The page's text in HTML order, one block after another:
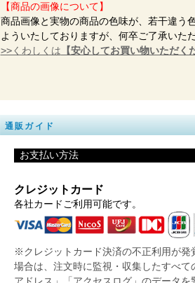
【商品の画像について】
商品画像と実物の商品の色味が、若干違う
よういたしておりますが、何卒ご了承いた
>>くわしくは 【安心してお買い物いただく
通販ガイド
お支払い方法
クレジットカード
各社カードご利用可能です。
※クレジットカード決済の不正利用が発
場合は、注文時に監視・収集したすべて